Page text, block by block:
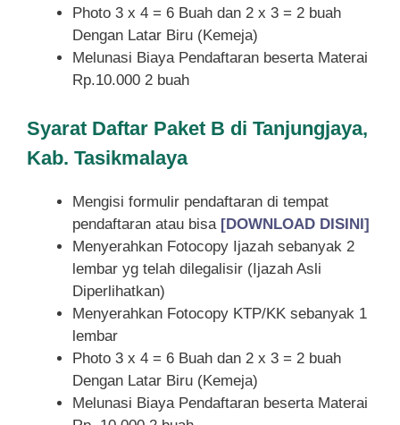
Photo 3 x 4 = 6 Buah dan 2 x 3 = 2 buah
Dengan Latar Biru (Kemeja)
Melunasi Biaya Pendaftaran beserta Materai
Rp.10.000 2 buah
Syarat Daftar Paket B di Tanjungjaya,
Kab. Tasikmalaya
Mengisi formulir pendaftaran di tempat
pendaftaran atau bisa [DOWNLOAD DISINI]
Menyerahkan Fotocopy Ijazah sebanyak 2
lembar yg telah dilegalisir (Ijazah Asli
Diperlihatkan)
Menyerahkan Fotocopy KTP/KK sebanyak 1
lembar
Photo 3 x 4 = 6 Buah dan 2 x 3 = 2 buah
Dengan Latar Biru (Kemeja)
Melunasi Biaya Pendaftaran beserta Materai